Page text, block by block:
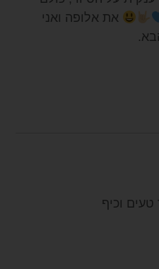
את אלופה ואני
וכיף